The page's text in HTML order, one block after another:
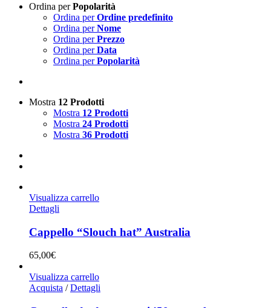
Ordina perPopolarità
Ordina perOrdine predefinito
Ordina perNome
Ordina perPrezzo
Ordina perData
Ordina perPopolarità
Mostra 12 Prodotti
Mostra 12 Prodotti
Mostra 24 Prodotti
Mostra 36 Prodotti
Visualizza carrello
Dettagli
Cappello “Slouch hat” Australia
65,00€
Visualizza carrello
Acquista / Dettagli